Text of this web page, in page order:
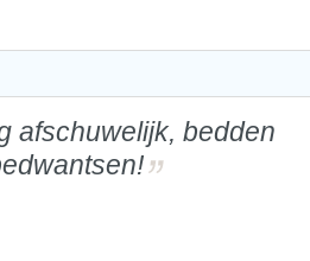
afschuwelijk, bedden